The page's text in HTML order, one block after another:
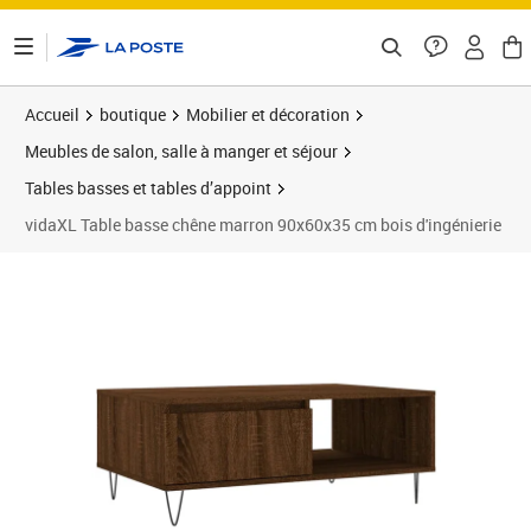
Accueil boutique
Mobilier et décoration
Meubles de salon, salle à manger et séjour
Tables basses et tables d’appoint
vidaXL Table basse chêne marron 90x60x35 cm bois d'ingénierie